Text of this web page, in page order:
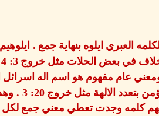
العبري ايلوه بنهاية جمع .
خلاف في بعض الحلات مثل خروج 3: 4
عام مفهوم هو اسم اله اسرائل
بتعدد الالهة مثل خروج 20: 3 .
كلمه وجدت تعطي معني جمع لكل